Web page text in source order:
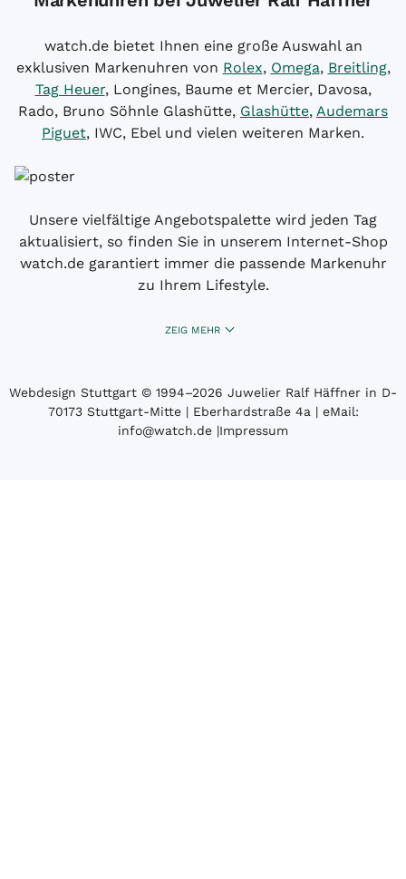
watch.de bietet Ihnen eine große Auswahl an
exklusiven Markenuhren von Rolex, Omega, Breitling,
Tag Heuer, Longines, Baume et Mercier, Davosa,
Rado, Bruno Söhnle Glashütte, Glashütte, Audemars
Piguet, IWC, Ebel und vielen weiteren Marken.
Unsere vielfältige Angebotspalette wird jeden Tag
aktualisiert, so finden Sie in unserem Internet-Shop
watch.de garantiert immer die passende Markenuhr
zu Ihrem Lifestyle.
ZEIG MEHR
Webdesign Stuttgart © 1994­–2026 Juwelier Ralf Häffner in D-
70173 Stuttgart-Mitte | Eberhardstraße 4a | eMail:
info@watch.de |Impressum